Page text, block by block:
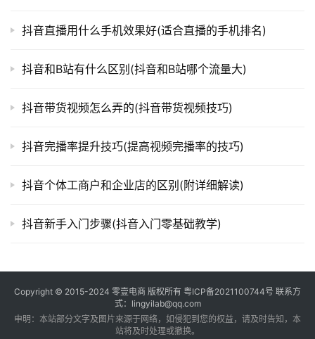
抖音直播用什么手机效果好(适合直播的手机排名)
抖音和B站有什么区别(抖音和B站哪个流量大)
抖音带货视频怎么弄的(抖音带货视频技巧)
抖音完播率提升技巧(提高视频完播率的技巧)
抖音个体工商户和企业店的区别(附详细解读)
抖音新手入门步骤(抖音入门零基础教学)
Copyright © 2015-2024 零壹电商 版权所有 粤ICP备2021100744号 联系方
式：lingyilab@qq.com
申明：本站部分文字及图片来源于网络，如侵犯到您的权益，请及时告知，本
站将及时处理或撤换。